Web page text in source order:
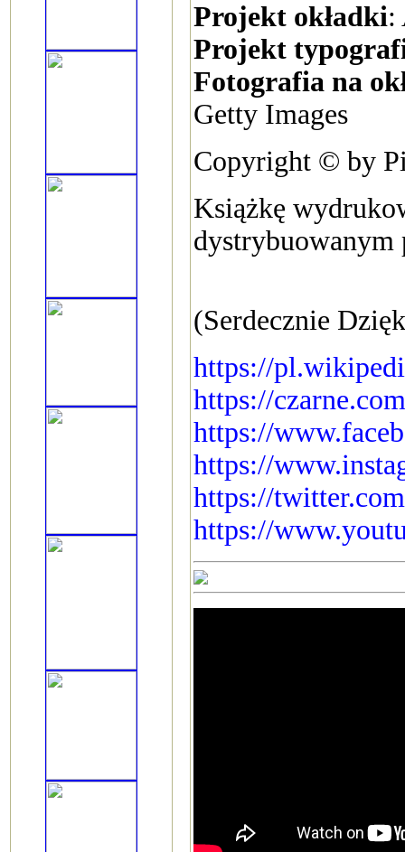
Projekt okładki:
Projekt
Fotografia na
Getty Images
Copyright © by
Książkę
dystrybuowanym
(Serdecznie
https://
https://
https://
https://
https://
https://